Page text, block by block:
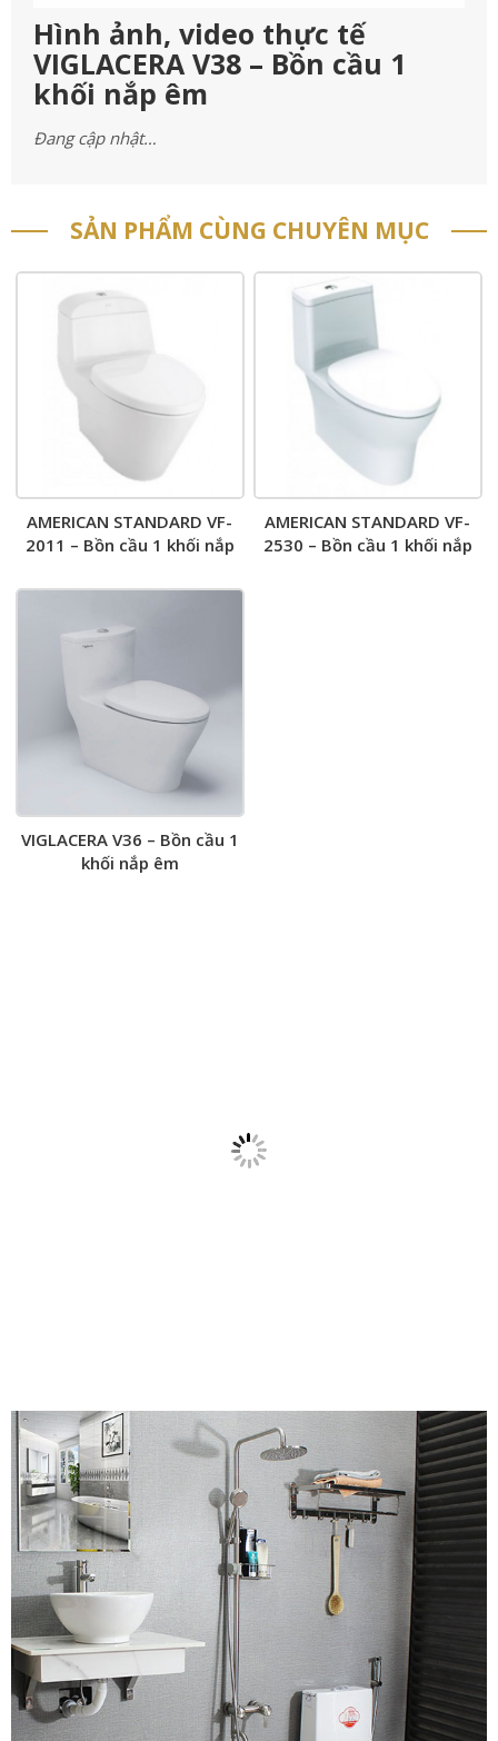
Hình ảnh, video thực tế
VIGLACERA V38 – Bồn cầu 1
khối nắp êm
Đang cập nhật…
SẢN PHẨM CÙNG CHUYÊN MỤC
AMERICAN STANDARD VF-
2011 – Bồn cầu 1 khối nắp
AMERICAN STANDARD VF-
2530 – Bồn cầu 1 khối nắp
VIGLACERA V36 – Bồn cầu 1
khối nắp êm